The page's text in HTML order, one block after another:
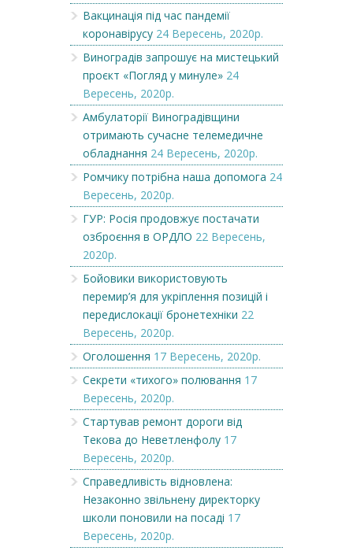
Вакцинація під час пандемії
коронавірусу 24 Вересень, 2020р.
Виноградів запрошує на мистецький
проєкт «Погляд у минуле» 24
Вересень, 2020р.
Амбулаторії Виноградівщини
отримають сучасне телемедичне
обладнання 24 Вересень, 2020р.
Ромчику потрібна наша допомога 24
Вересень, 2020р.
ГУР: Росія продовжує постачати
озброєння в ОРДЛО 22 Вересень,
2020р.
Бойовики використовують
перемир’я для укріплення позицій і
передислокації бронетехніки 22
Вересень, 2020р.
Оголошення 17 Вересень, 2020р.
Секрети «тихого» полювання 17
Вересень, 2020р.
Стартував ремонт дороги від
Текова до Неветленфолу 17
Вересень, 2020р.
Справедливість відновлена:
Незаконно звільнену директорку
школи поновили на посаді 17
Вересень, 2020р.